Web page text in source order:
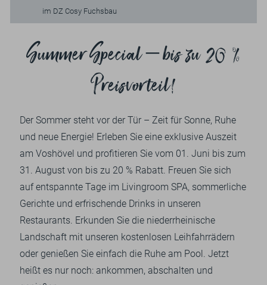
im DZ Cosy Fuchsbau
Summer Special – bis zu 20 %
Preisvorteil!
Der Sommer steht vor der Tür – Zeit für Sonne, Ruhe
und neue Energie! Erleben Sie eine exklusive Auszeit
am Voshövel und profitieren Sie vom 01. Juni bis zum
31. August von bis zu 20 % Rabatt. Freuen Sie sich
auf entspannte Tage im Livingroom SPA, sommerliche
Gerichte und erfrischende Drinks in unseren
Restaurants. Erkunden Sie die niederrheinische
Landschaft mit unseren kostenlosen Leihfahrrädern
oder genießen Sie einfach die Ruhe am Pool. Jetzt
heißt es nur noch: ankommen, abschalten und